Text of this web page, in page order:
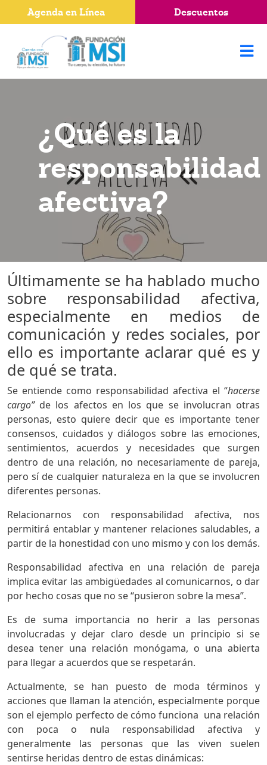
¿Qué es la
responsabilidad
afectiva?
Últimamente se ha hablado mucho
sobre responsabilidad afectiva,
especialmente en medios de
comunicación y redes sociales, por
ello es importante aclarar qué es y
de qué se trata.
Se entiende como responsabilidad afectiva el “hacerse
cargo”de los afectos en los que se involucran otras
personas, esto quiere decir que es importante tener
consensos, cuidados y diálogos sobre las emociones,
sentimientos, acuerdos y necesidades que surgen
dentro de una relación, no necesariamente de pareja,
pero sí de cualquier naturaleza en la que se involucren
diferentes personas.
Relacionarnos con responsabilidad afectiva, nos
permitirá entablar y mantener relaciones saludables, a
partir de la honestidad con uno mismo y con los demás.
Responsabilidad afectiva en una relación de pareja
implica evitar las ambigüedades al comunicarnos, o dar
por hecho cosas que no se “pusieron sobre la mesa”.
Es de suma importancia no herir a las personas
involucradas y dejar claro desde un principio si se
desea tener una relación monógama, o una abierta
para llegar a acuerdos que se respetarán.
Actualmente, se han puesto de moda términos y
acciones que llaman la atención, especialmente porque
son el ejemplo perfecto de cómo funciona una relación
con poca o nula responsabilidad afectiva y
generalmente las personas que las viven suelen
sentirse heridas dentro de estas dinámicas:
Agenda en Línea Descuentos